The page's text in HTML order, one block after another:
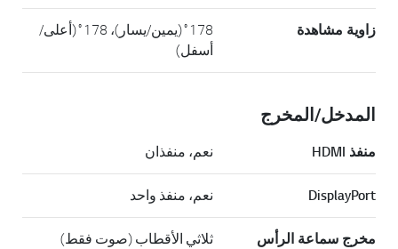
زاوية مشاهدة
178˚(يمين/يسار)، 178˚(أعلى/
أسفل)
المدخل/المخرج
منفذ HDMI نعم، منفذان
DisplayPort نعم، منفذ واحد
مخرج سماعة الرأس ثلاثي الأقطاب (صوت فقط)